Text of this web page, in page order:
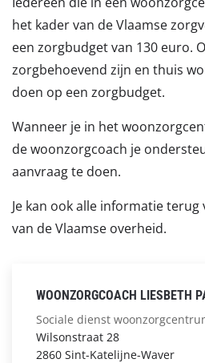
het kader van de Vlaamse
een zorgbudget van 130 euro.
zorgbehoevend zijn en thuis
doen op een zorgbudget.
Wanneer je in het
de woonzorgcoach je
aanvraag te doen.
Je kan ook alle informatie
van de Vlaamse overheid.
WOONZORGCOACH LIESBETH
Sociale dienst
Wilsonstraat 28
2860 Sint-Katelijne-Waver